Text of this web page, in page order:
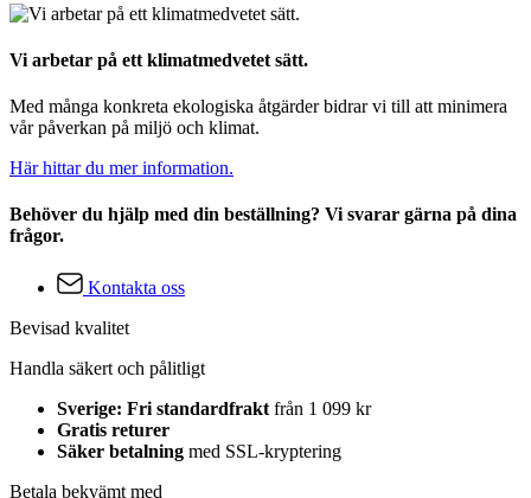
Vi arbetar på ett klimatmedvetet sätt.
Med många konkreta ekologiska åtgärder bidrar vi till att minimera
vår påverkan på miljö och klimat.
Här hittar du mer information.
Behöver du hjälp med din beställning? Vi svarar gärna på dina
frågor.
Kontakta oss
Bevisad kvalitet
Handla säkert och pålitligt
Sverige: Fri standardfrakt från 1 099 kr
Gratis returer
Säker betalning med SSL-kryptering
Betala bekvämt med